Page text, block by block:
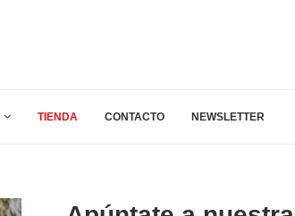
TIENDA CONTACTO NEWSLETTER